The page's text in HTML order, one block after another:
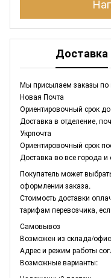
Доставка
Мы присылаем заказы по
Новая Почта
Ориентировочный срок
Доставка в отделение,
Укрпочта
Ориентировочный срок
Доставка во все города и
Покупатель может
оформлении заказа.
Стоимость доставки
тарифам перевозчика,
Самовывоз
Возможен из склада/
Адрес и режим работы
Возможные варианты: